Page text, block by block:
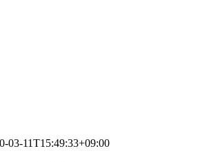
03-11T15:49:33+09:00